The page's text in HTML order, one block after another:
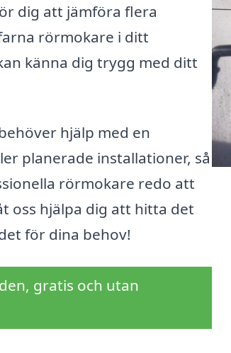
dig att jämföra flera
rörmokare i ditt
känna dig trygg med ditt
hjälp med en
planerade installationer, så
rörmokare redo att
oss hjälpa dig att hitta det
för dina behov!
gratis och utan